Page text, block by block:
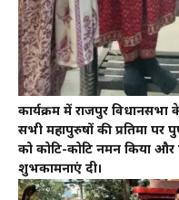
कार्यक्रम में राजपुर
सभी महापुरुषों की प्रतिमा पर
को कोटि-कोटि नमन किया और
शुभकामनाएं दी।